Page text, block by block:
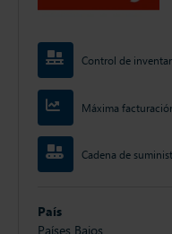
Control de
Máxima
Cadena de
País
Países Bajos